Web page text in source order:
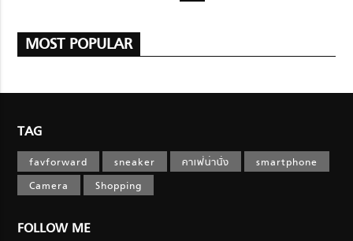
MOST POPULAR
TAG
favforward sneaker คาเฟ่น่านั่ง
smartphone
Camera
Shopping
FOLLOW ME